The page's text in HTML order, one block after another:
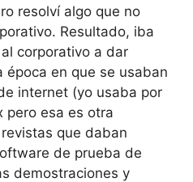
resolví algo que no
Resultado, iba
corporativo a dar
época en que se usaban
internet (yo usaba por
pero esa es otra
que daban
de prueba de
demostraciones y